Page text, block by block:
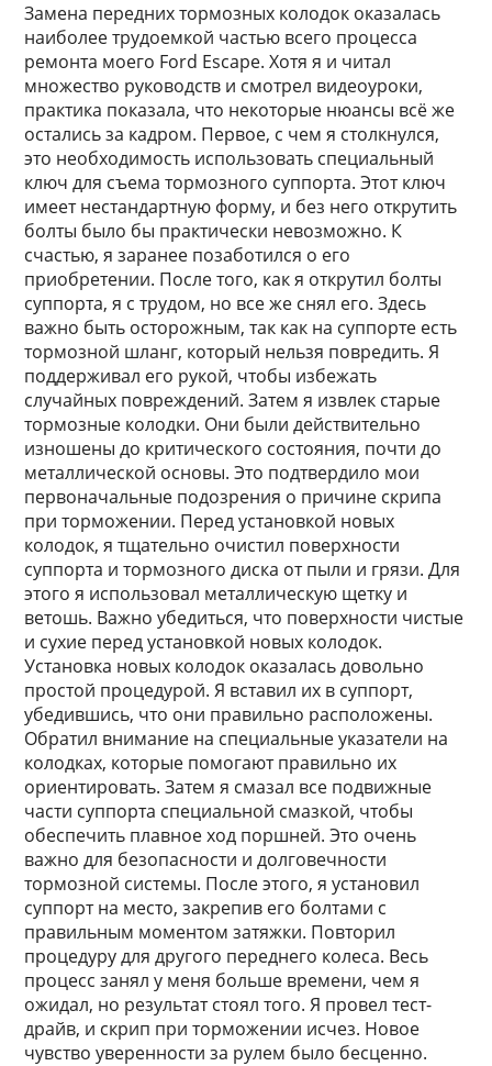
Замена передних тормозных колодок оказалась
наиболее трудоемкой частью всего процесса
ремонта моего Ford Escape. Хотя я и читал
множество руководств и смотрел видеоуроки,
практика показала, что некоторые нюансы всё же
остались за кадром. Первое, с чем я столкнулся,
это необходимость использовать специальный
ключ для съема тормозного суппорта. Этот ключ
имеет нестандартную форму, и без него открутить
болты было бы практически невозможно. К
счастью, я заранее позаботился о его
приобретении. После того, как я открутил болты
суппорта, я с трудом, но все же снял его. Здесь
важно быть осторожным, так как на суппорте есть
тормозной шланг, который нельзя повредить. Я
поддерживал его рукой, чтобы избежать
случайных повреждений. Затем я извлек старые
тормозные колодки. Они были действительно
изношены до критического состояния, почти до
металлической основы. Это подтвердило мои
первоначальные подозрения о причине скрипа
при торможении. Перед установкой новых
колодок, я тщательно очистил поверхности
суппорта и тормозного диска от пыли и грязи. Для
этого я использовал металлическую щетку и
ветошь. Важно убедиться, что поверхности чистые
и сухие перед установкой новых колодок.
Установка новых колодок оказалась довольно
простой процедурой. Я вставил их в суппорт,
убедившись, что они правильно расположены.
Обратил внимание на специальные указатели на
колодках, которые помогают правильно их
ориентировать. Затем я смазал все подвижные
части суппорта специальной смазкой, чтобы
обеспечить плавное ход поршней. Это очень
важно для безопасности и долговечности
тормозной системы. После этого, я установил
суппорт на место, закрепив его болтами с
правильным моментом затяжки. Повторил
процедуру для другого переднего колеса. Весь
процесс занял у меня больше времени, чем я
ожидал, но результат стоял того. Я провел тест-
драйв, и скрип при торможении исчез. Новое
чувство уверенности за рулем было бесценно.